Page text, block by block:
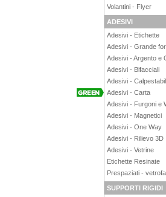
Volantini - Flyer
ADESIVI
Adesivi - Etichette
Adesivi - Grande
Adesivi - Argento e
Adesivi - Bifacciali
Adesivi -
Adesivi - Carta
Adesivi - Furgoni e
Adesivi - Magnetici
Adesivi - One Way
Adesivi - Rilievo 3D
Adesivi - Vetrine
Etichette Resinate
Prespaziati -
SUPPORTI RIGIDI